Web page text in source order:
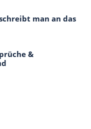
man an das
&